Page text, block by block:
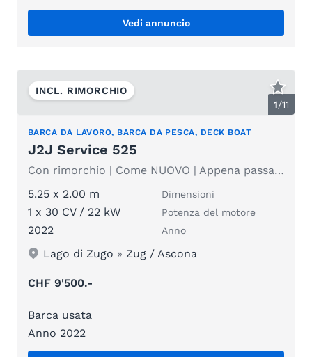
Vedi annuncio
1/11
INCL. RIMORCHIO
BARCA DA LAVORO, BARCA DA PESCA, DECK BOAT
J2J Service 525
Con rimorchio | Come NUOVO | Appena passato il controllo tecnico e la manutenzione | solo 106 ore
5.25 x 2.00 m
Dimensioni
1 x 30 CV / 22 kW Potenza del motore
2022 Anno
Lago di Zugo » Zug / Ascona
CHF 9'500.-
Barca usata
Anno 2022